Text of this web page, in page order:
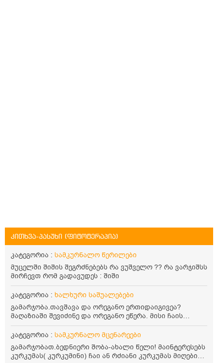
კითხვა-პასუხი (ფიტოტერაპია)
კატეგორია : სამკურნალო წერილები
მუცელში შიშის შეგრძნებებს რა ვუშველო ?? რა ვარჯიშსს
მირჩევთ რომ გადავუდეს : შიში
კატეგორია : ხალხური საშუალებები
გამარჯობა.თავშავა და ორეგანო ერთიდაიგივეა?
მაღაზიაში შევიძინე და ორეგანო ეწერა. მისი ჩაის
დალევის წესი მაინტერესებს.რისთვის არის კარგი?
წავიკითხე რომ: 1 ჭიქა თბილ წყალში ჩავყაროთ 1 ჩაის
კოვზი დაქუცმაცებული და გამხმარი ორეგანო და
გავაჩეროთ 10-15 წუთი, მივიღოთო ჭამიდან 1-2 საათში.
მიზანი: ანტიოქსიდანტური და ანთების საწინააღმდეგო
კატეგორია : სამკურნალო მცენარეები
გამარჯობათ.ბედნიერი შობა-ახალი წელი! მაინტერესებს
კურკუმას( კურკუმინი) ჩაი ან რძიანი კურკუმას მიღების